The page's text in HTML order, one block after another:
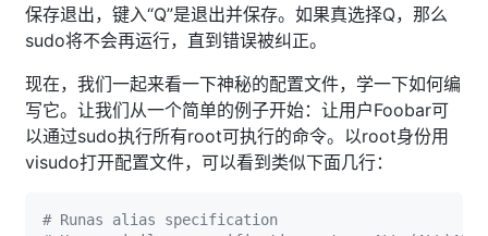
保存退出，键入“Q”是退出并保存。如果真选择Q，那么
sudo将不会再运行，直到错误被纠正。
现在，我们一起来看一下神秘的配置文件，学一下如何编
写它。让我们从一个简单的例子开始：让用户Foobar可
以通过sudo执行所有root可执行的命令。以root身份用
visudo打开配置文件，可以看到类似下面几行：
# Runas alias specification